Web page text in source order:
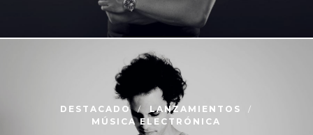
DESTACADO
LANZAMIENTOS
MÚSICA ELECTRÓNICA